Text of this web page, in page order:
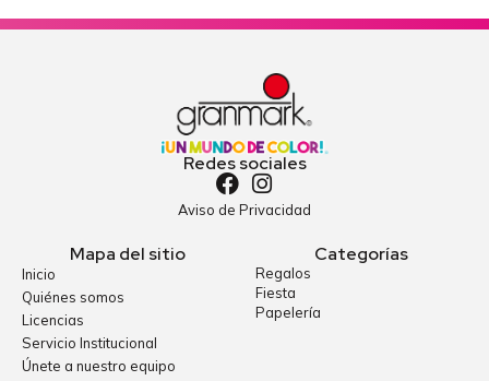
Redes sociales
Aviso de Privacidad
Mapa del sitio
Inicio
Quiénes somos
Licencias
Servicio Institucional
Únete a nuestro equipo
Categorías
Regalos
Fiesta
Papelería